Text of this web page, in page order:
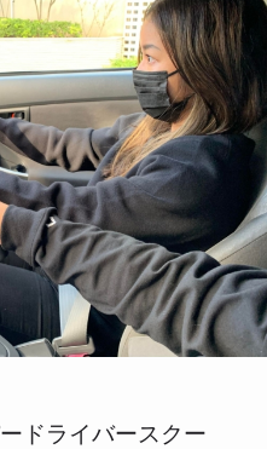
ドライバースクー